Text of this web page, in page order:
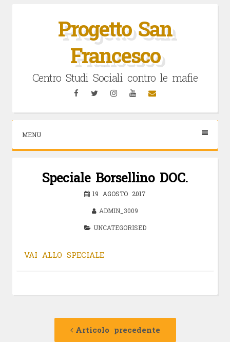
Progetto San
Francesco
Centro Studi Sociali contro le mafie
FacebookTwitterInstagramYouTubeEmail
MENU
Speciale Borsellino DOC.
19 AGOSTO 2017
ADMIN_3009
UNCATEGORISED
VAI ALLO SPECIALE
Navigazione
Articolo precedente
Articolo